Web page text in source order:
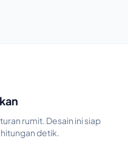
rumit. Desain ini siap
detik.